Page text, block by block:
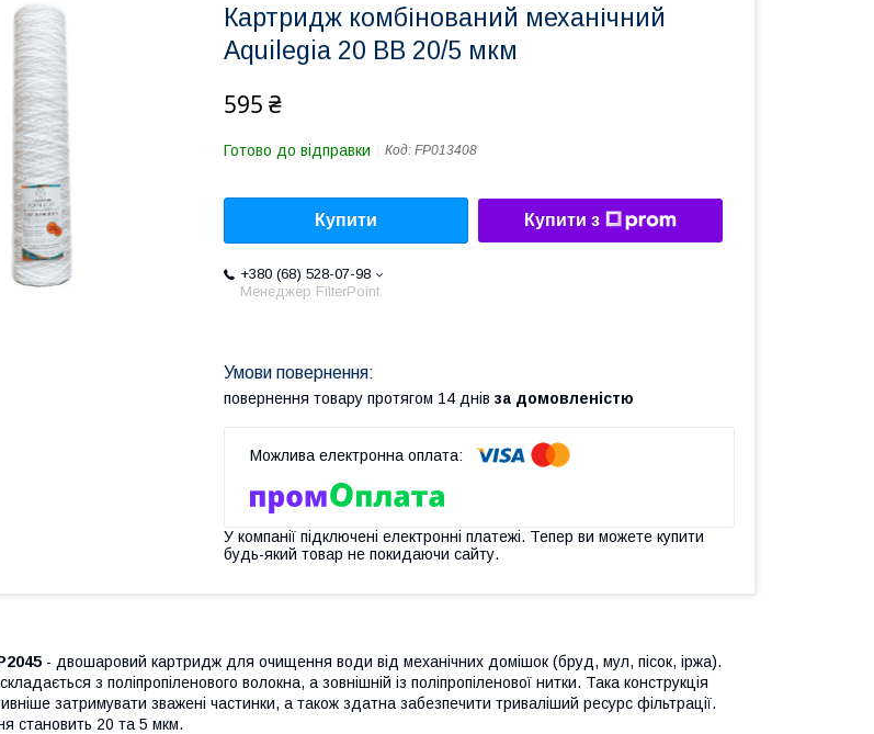
Картридж комбінований механічний
Aquilegia 20 BB 20/5 мкм
595 ₴
Готово до відправки Код: FP013408
Купити Купити з
+380 (68) 528-07-98
Менеджер FilterPoint
повернення товару протягом 14 днів за домовленістю
У компанії підключені електронні платежі. Тепер ви можете купити
будь-який товар не покидаючи сайту.
- двошаровий картридж для очищення води від механічних домішок (бруд, мул, пісок, іржа).
з поліпропіленового волокна, а зовнішній із поліпропіленової нитки. Така конструкція
затримувати зважені частинки, а також здатна забезпечити триваліший ресурс фільтрації.
становить 20 та 5 мкм.